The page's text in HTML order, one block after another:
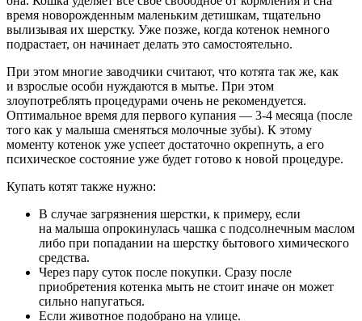
время новорожденным маленьким детишкам, тщательно
вылизывая их шерстку. Уже позже, когда котенок немного
подрастает, он начинает делать это самостоятельно.
При этом многие заводчики считают, что котята так же, как
и взрослые особи нуждаются в мытье. При этом
злоупотреблять процедурами очень не рекомендуется.
Оптимальное время для первого купания — 3-4 месяца (после
того как у малыша сменяться молочные зубы). К этому
моменту котенок уже успеет достаточно окрепнуть, а его
психическое состояние уже будет готово к новой процедуре.
Купать котят также нужно:
В случае загрязнения шерстки, к примеру, если
на малыша опрокинулась чашка с подсолнечным маслом
либо при попадании на шерстку бытового химического
средства.
Через пару суток после покупки. Сразу после
приобретения котенка мыть не стоит иначе он может
сильно напугаться.
Если животное подобрано на улице.